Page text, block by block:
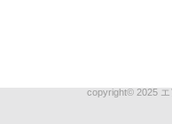
copyright© 2025 エ